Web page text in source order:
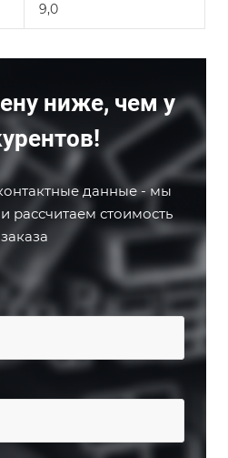
9,0
ниже, чем у
данные - мы
рассчитаем стоимость
заказа